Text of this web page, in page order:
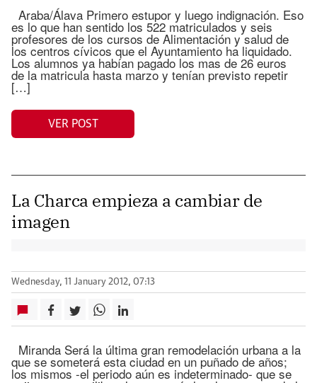
Araba/Álava Primero estupor y luego indignación. Eso
es lo que han sentido los 522 matriculados y seis
profesores de los cursos de Alimentación y salud de
los centros cívicos que el Ayuntamiento ha liquidado.
Los alumnos ya habían pagado los mas de 26 euros
de la matricula hasta marzo y tenían previsto repetir
[…]
VER POST
La Charca empieza a cambiar de
imagen
Wednesday, 11 January 2012, 07:13
Miranda Será la última gran remodelación urbana a la
que se someterá esta ciudad en un puñado de años;
los mismos -el periodo aún es indeterminado- que se